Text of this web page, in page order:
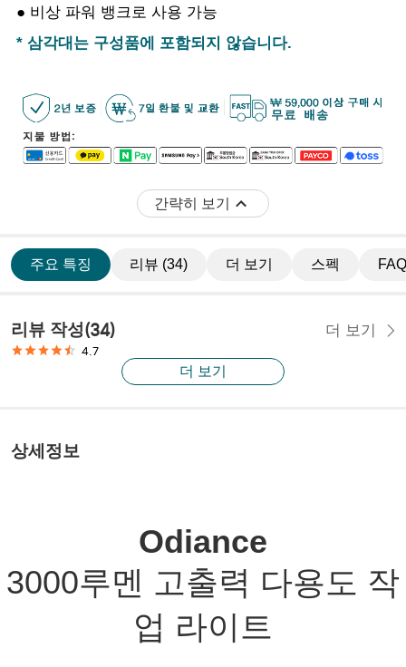
● 비상 파워 뱅크로 사용 가능
* 삼각대는 구성품에 포함되지 않습니다.
간략히 보기
주요 특징 리뷰 (34) 더 보기 스펙
리뷰 작성(34) 더 보기
4.7
더 보기
상세정보
Odiance
3000루멘 고출력 다용도 작
업 라이트